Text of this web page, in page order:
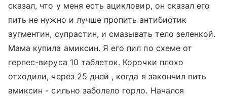
сказал, что у меня есть ацикловир, он сказал его
пить не нужно и лучше пропить антибиотик
аугментин, супрастин, и смазывать тело зеленкой.
Мама купила амиксин. Я его пил по схеме от
герпес-вируса 10 таблеток. Корочки плохо
отходили, через 25 дней , когда я закончил пить
амиксин - сильно заболело горло. Начался